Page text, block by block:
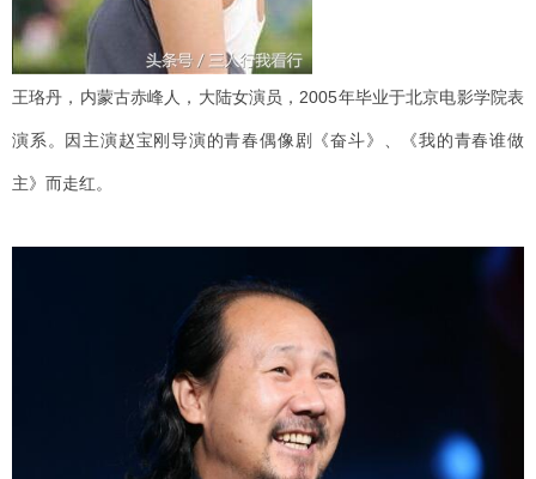
王珞丹，内蒙古赤峰人，大陆女演员，2005年毕业于北京电影学院表
演系。因主演赵宝刚导演的青春偶像剧《奋斗》、《我的青春谁做
主》而走红。